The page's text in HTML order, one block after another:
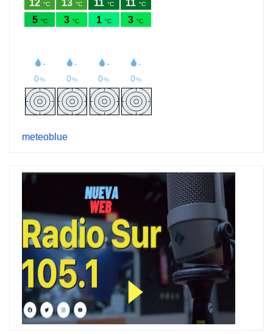
meteoblue